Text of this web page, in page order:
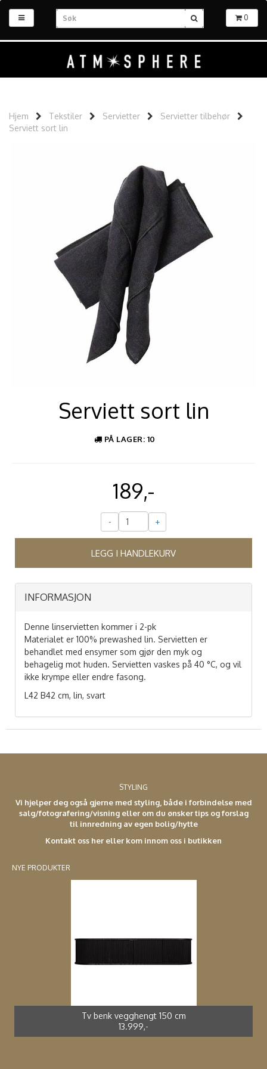
0
Hjem Tekstiler Servietter
Servietter tilbehør
Serviett sort lin
Serviett sort lin
PÅ LAGER: 10
189,-
- +
LEGG I HANDLEKURV
INFORMASJON
Denne linservietten kommer i 2-pk
Materialet er 100% prewashed lin. Servietten er
behandlet med ensymer som gjør den myk og
behagelig mot huden. Servietten vaskes på 40 °C, og vil
ikke krympe eller endre fasong.
L42 B42 cm, lin, svart
STYLING
Vi hjelper deg også gjerne med styling, både i forbindelse med
salg/fotografering/visning eller om du ønsker tips og forslag
til innredning av egen bolig/hytte
Kontakt oss her eller kom innom oss i butikken
NYE PRODUKTER
Tv benk vegghengt 150 cm
13.999,-